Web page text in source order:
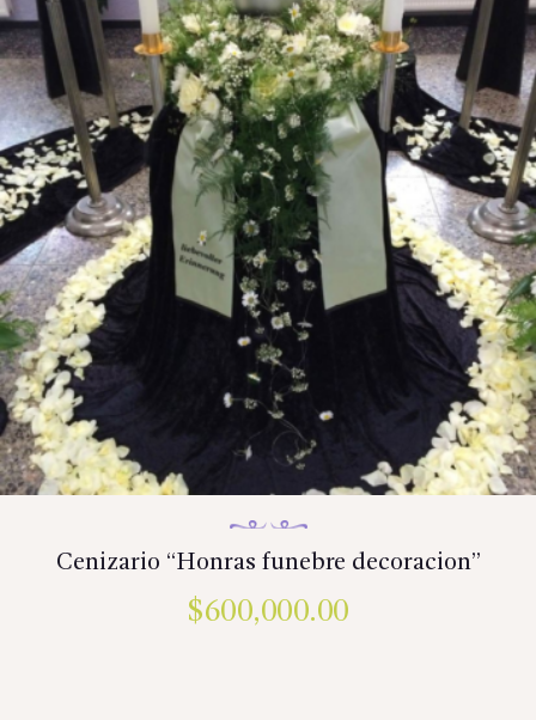
Cenizario “Honras funebre decoracion”
$600,000.00